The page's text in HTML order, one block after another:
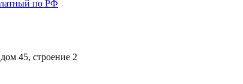
по РФ
45, строение 2